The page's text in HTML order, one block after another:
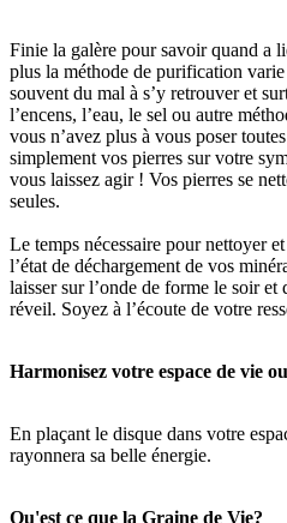
Finie la galère pour savoir quand a
plus la méthode de purification
souvent du mal à s’y retrouver et
l’encens, l’eau, le sel ou autre
vous n’avez plus à vous poser
simplement vos pierres sur votre
vous laissez agir ! Vos pierres se
seules.
Le temps nécessaire pour nettoyer
l’état de déchargement de vos
laisser sur l’onde de forme le soir et
réveil. Soyez à l’écoute de votre
Harmonisez votre espace de vie
En plaçant le disque dans votre
rayonnera sa belle énergie.
Qu'est ce que la Graine de Vie?